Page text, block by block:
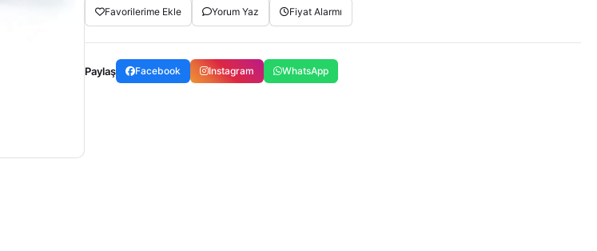
Favorilerime Ekle Yorum Yaz Fiyat Alarmı
Paylaş Facebook Instagram WhatsApp